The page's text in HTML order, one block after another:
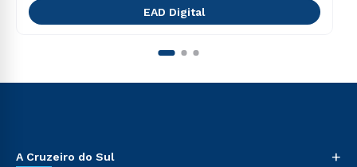
EAD Digital
A Cruzeiro do Sul +